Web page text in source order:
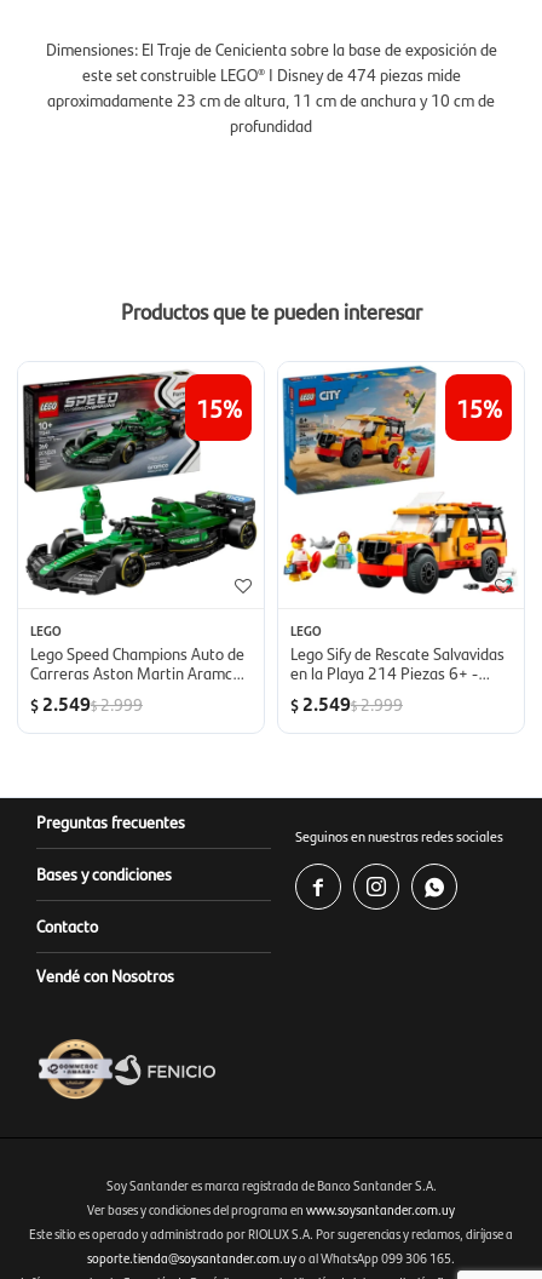
Dimensiones: El Traje de Cenicienta sobre la base de exposición de
este set construible LEGO® ǀ Disney de 474 piezas mide
aproximadamente 23 cm de altura, 11 cm de anchura y 10 cm de
profundidad
Productos que te pueden interesar
15
LEGO
Lego Speed Champions Auto de
Carreras Aston Martin Aramco
F1 AMR24 269 Piezas 10+ -
Lego Boys
$2.549$2.999
15
LEGO
Lego Sify de Rescate Salvavidas
en la Playa 214 Piezas 6+ -
Lego Boys
$2.549$2.999
Preguntas frecuentes
Bases y condiciones
Contacto
Vendé con Nosotros
Seguinos en nuestras redes sociales
  
Fenicio eCommerce Uruguay
Soy Santander es marca registrada de Banco Santander S.A.
Ver bases y condiciones del programa en www.soysantander.com.uy
Este sitio es operado y administrado por RIOLUX S.A. Por sugerencias y reclamos, diríjase a
soporte.tienda@soysantander.com.uyo al WhatsApp 099 306 165.